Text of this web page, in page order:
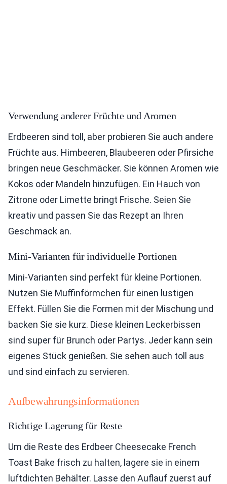
Verwendung anderer Früchte und Aromen
Erdbeeren sind toll, aber probieren Sie auch andere
Früchte aus. Himbeeren, Blaubeeren oder Pfirsiche
bringen neue Geschmäcker. Sie können Aromen wie
Kokos oder Mandeln hinzufügen. Ein Hauch von
Zitrone oder Limette bringt Frische. Seien Sie
kreativ und passen Sie das Rezept an Ihren
Geschmack an.
Mini-Varianten für individuelle Portionen
Mini-Varianten sind perfekt für kleine Portionen.
Nutzen Sie Muffinförmchen für einen lustigen
Effekt. Füllen Sie die Formen mit der Mischung und
backen Sie sie kurz. Diese kleinen Leckerbissen
sind super für Brunch oder Partys. Jeder kann sein
eigenes Stück genießen. Sie sehen auch toll aus
und sind einfach zu servieren.
Aufbewahrungsinformationen
Richtige Lagerung für Reste
Um die Reste des Erdbeer Cheesecake French
Toast Bake frisch zu halten, lagere sie in einem
luftdichten Behälter. Lasse den Auflauf zuerst auf